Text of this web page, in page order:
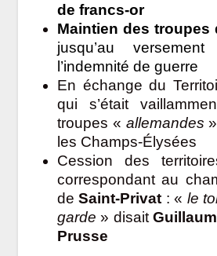
de francs-or
Maintien des troupes
jusqu’au
l’indemnité de guerre
En échange du
qui s’était
troupes « allemandes
les Champs-Élysées
Cession des
correspondant au
deSaint-Privat : « le
garde » disait
Prusse